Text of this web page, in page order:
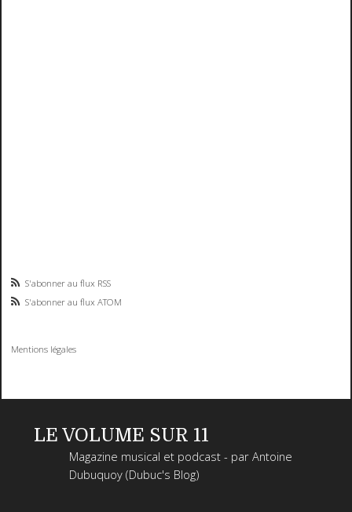
S'abonner au flux RSS
S'abonner au flux ATOM
Mentions légales
LE VOLUME SUR 11
Magazine musical et podcast - par Antoine
Dubuquoy (Dubuc's Blog)